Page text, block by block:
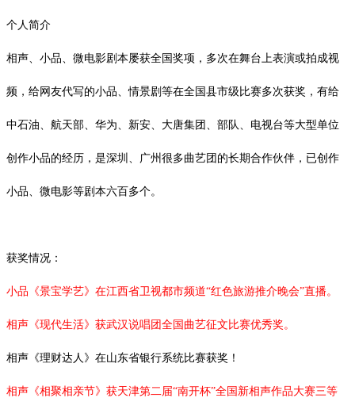
个人简介
相声、小品、微电影剧本屡获全国奖项，多次在舞台上表演或拍成视
频，给网友代写的小品、情景剧等在全国县市级比赛多次获奖，有给
中石油、航天部、华为、新安、大唐集团、部队、电视台等大型单位
创作小品的经历，是深圳、广州很多曲艺团的长期合作伙伴，已创作
小品、微电影等剧本六百多个。
获奖情况：
小品《景宝学艺》在江西省卫视都市频道“红色旅游推介晚会”直播。
相声《现代生活》获武汉说唱团全国曲艺征文比赛优秀奖。
相声《理财达人》在山东省银行系统比赛获奖！
相声《相聚相亲节》获天津第二届“南开杯”全国新相声作品大赛三等